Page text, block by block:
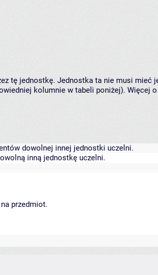
tę jednostkę. Jednostka ta nie musi mieć
kolumnie w tabeli poniżej). Więcej
dowolnej innej jednostki uczelni.
inną jednostkę uczelni.
przedmiot.